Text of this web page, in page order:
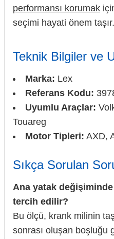
performansı korumak
seçimi hayati önem taşır.
Teknik Bilgiler ve
Marka: Lex
Referans Kodu:
Uyumlu Araçlar:
Touareg
Motor Tipleri: AXD,
Sıkça Sorulan
Ana yatak
tercih edilir?
Bu ölçü, krank milinin
sonrası oluşan boşluğu